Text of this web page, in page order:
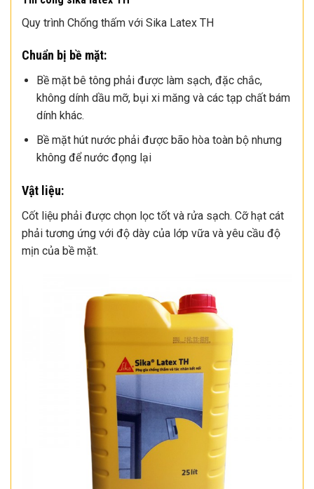
Quy trình Chống thấm với Sika Latex TH
Chuẩn bị bề mặt:
Bề mặt bê tông phải được làm sạch, đặc chắc,
không dính dầu mỡ, bụi xi măng và các tạp chất bám
dính khác.
Bề mặt hút nước phải được bão hòa toàn bộ nhưng
không để nước đọng lại
Vật liệu:
Cốt liệu phải được chọn lọc tốt và rửa sạch. Cỡ hạt cát
phải tương ứng với độ dày của lớp vữa và yêu cầu độ
mịn của bề mặt.